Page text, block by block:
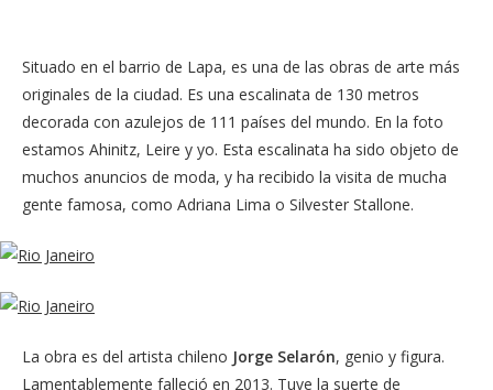
Situado en el barrio de Lapa, es una de las obras de arte más
originales de la ciudad. Es una escalinata de 130 metros
decorada con azulejos de 111 países del mundo. En la foto
estamos Ahinitz, Leire y yo. Esta escalinata ha sido objeto de
muchos anuncios de moda, y ha recibido la visita de mucha
gente famosa, como Adriana Lima o Silvester Stallone.
La obra es del artista chileno Jorge Selarón, genio y figura.
Lamentablemente falleció en 2013. Tuve la suerte de